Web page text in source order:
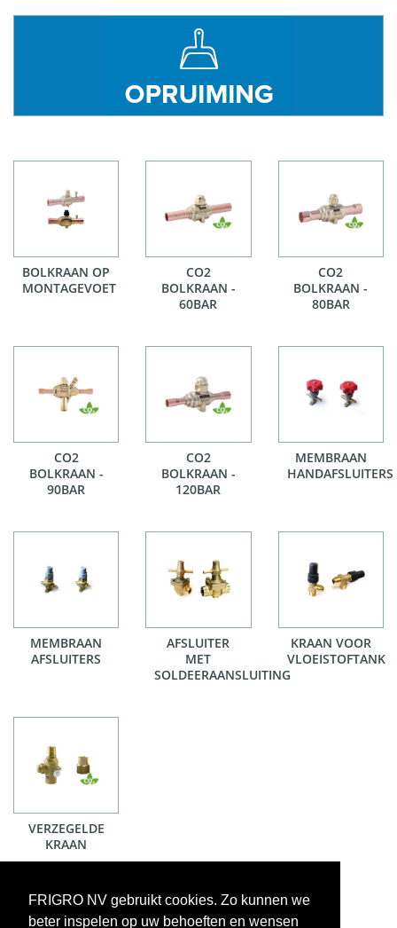
FRIGRO NV gebruikt cookies. Zo kunnen we
beter inspelen op uw behoeften en wensen
BOLKRAAN OP
MONTAGEVOET
CO2
BOLKRAAN -
60BAR
CO2
BOLKRAAN -
80BAR
CO2
BOLKRAAN -
90BAR
CO2
BOLKRAAN -
120BAR
MEMBRAAN
HANDAFSLUITERS
MEMBRAAN
AFSLUITERS
AFSLUITER
MET
SOLDEERAANSLUITING
KRAAN VOOR
VLOEISTOFTANK
VERZEGELDE
KRAAN